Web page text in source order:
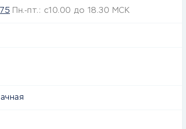
Пн.-пт.: с10.00 до 18.30 МСК